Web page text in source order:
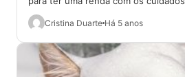
(28/08) aqui no...
Cristina Duarte Há 5 anos